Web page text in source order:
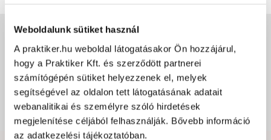
Weboldalunk sütiket használ
A praktiker.hu weboldal látogatásakor Ön hozzájárul,
hogy a Praktiker Kft. és szerződött partnerei
számítógépén sütiket helyezzenek el, melyek
segítségével az oldalon tett látogatásának adatait
webanalitikai és személyre szóló hirdetések
megjelenítése céljából felhasználják. Bővebb információ
az adatkezelési tájékoztatóban.
Jótállás, szavatosság
Csomagolási és súly információk
Dokumentumok, felelős személy